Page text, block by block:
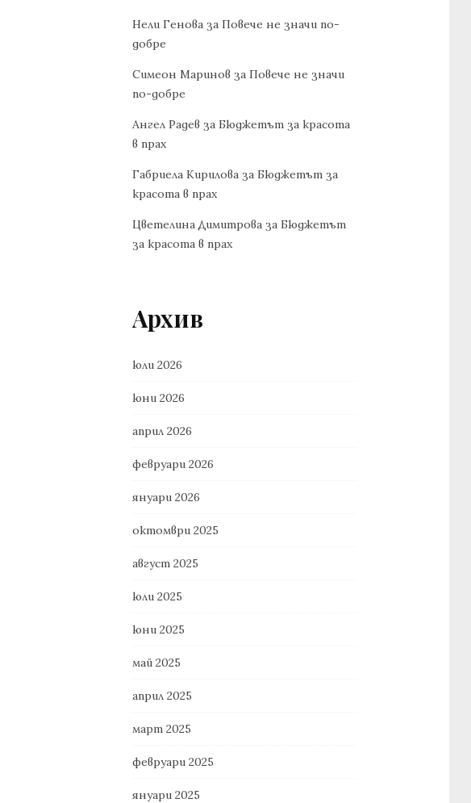
Нели Генова за Повече не значи по-
добре
Симеон Маринов за Повече не значи
по-добре
Ангел Радев за Бюджетът за красота
в прах
Габриела Кирилова за Бюджетът за
красота в прах
Цветелина Димитрова за Бюджетът
за красота в прах
Архив
юли 2026
юни 2026
април 2026
февруари 2026
януари 2026
октомври 2025
август 2025
юли 2025
юни 2025
май 2025
април 2025
март 2025
февруари 2025
януари 2025